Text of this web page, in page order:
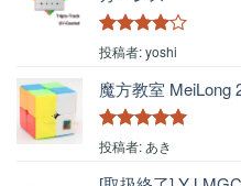
5段階中4
の評価
投稿者: yoshi
魔方教室 MeiLong
5段階中 5
投稿者: あき